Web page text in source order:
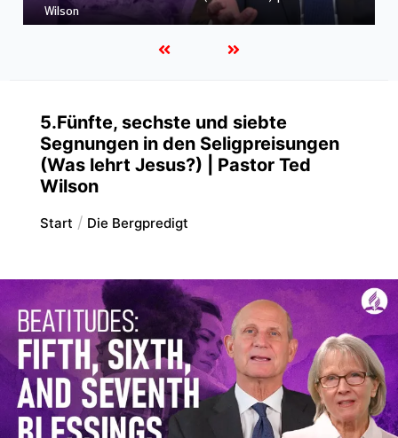
Pastor Ted Wilson
5.Fünfte, sechste und siebte
Segnungen in den Seligpreisungen
(Was lehrt Jesus?) | Pastor Ted
Wilson
Start Die Bergpredigt